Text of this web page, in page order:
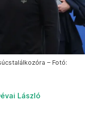
– Fotó:
László